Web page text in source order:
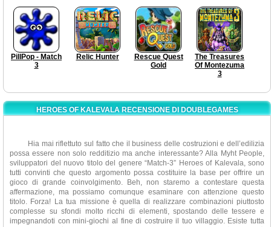
PillPop - Match
3
Relic Hunter
Rescue Quest
Gold
The Treasures
Of Montezuma
3
HEROES OF KALEVALA RECENSIONE DI DOUBLEGAMES
Hia mai riflettuto sul fatto che il business delle costruzioni e dell’edilizia
possa essere non solo redditizio ma anche interessante? Alla Myht People,
sviluppatori del nuovo titolo del genere “Match-3” Heroes of Kalevala, sono
tutti convinti che questo argomento possa costituire la base per offrire un
gioco di grande coinvolgimento. Beh, non staremo a contestare questa
affermazione, ma possiamo comunque esaminare con attenzione questo
titolo. Forza! La tua missione è quella di realizzare combinazioni piuttosto
complesse su sfondi molto ricchi di elementi, spostando delle tessere e
impegnandoti con mini-giochi al fine di costruire il tuo villaggio. Esiste tutta